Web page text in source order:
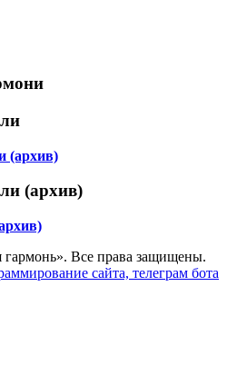
(архив)
(архив)
гармонь». Все права защищены.